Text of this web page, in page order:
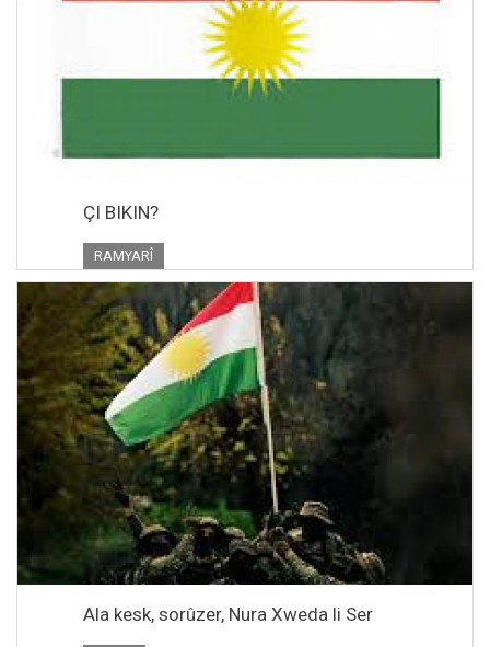
ÇI BIKIN?
RAMYARÎ
Ala kesk, sorûzer, Nura Xweda li Ser